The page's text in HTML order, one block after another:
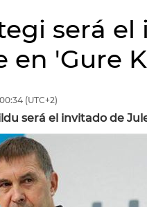
será el
en 'Gure
00:34 (UTC+2)
será el invitado de